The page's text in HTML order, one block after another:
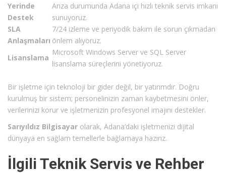
Yerinde
Destek
Arıza durumunda Adana içi hızlı teknik servis imkanı
sunuyoruz.
SLA
Anlaşmaları
7/24 izleme ve periyodik bakım ile sorun çıkmadan
önlem alıyoruz.
Lisanslama
Microsoft Windows Server ve SQL Server
lisanslama süreçlerini yönetiyoruz.
Bir işletme için teknoloji bir gider değil, bir yatırımdır. Doğru
kurulmuş bir sistem; personelinizin zaman kaybetmesini önler,
verilerinizi korur ve işletmenizin profesyonel imajını destekler.
Sarıyıldız Bilgisayar olarak, Adana’daki işletmenizi dijital
dünyaya en sağlam temellerle bağlamaya hazırız.
İlgili Teknik Servis ve Rehber